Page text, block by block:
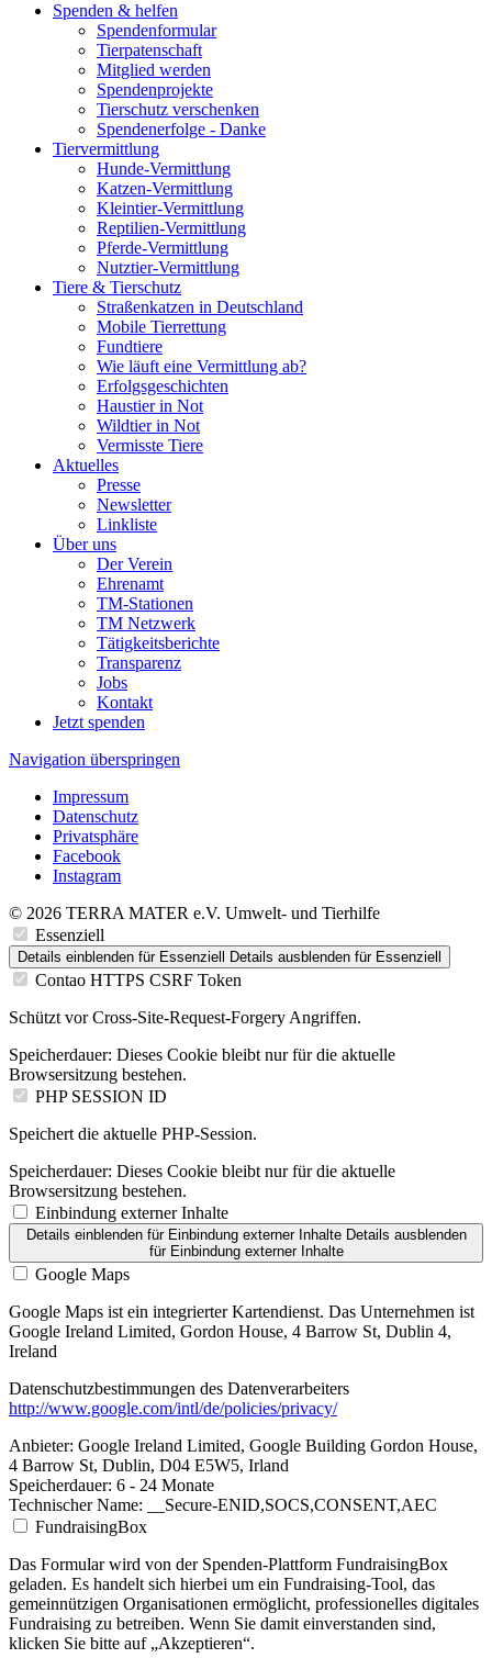
Spenden & helfen
Spendenformular
Tierpatenschaft
Mitglied werden
Spendenprojekte
Tierschutz verschenken
Spendenerfolge - Danke
Tiervermittlung
Hunde-Vermittlung
Katzen-Vermittlung
Kleintier-Vermittlung
Reptilien-Vermittlung
Pferde-Vermittlung
Nutztier-Vermittlung
Tiere & Tierschutz
Straßenkatzen in Deutschland
Mobile Tierrettung
Fundtiere
Wie läuft eine Vermittlung ab?
Erfolgsgeschichten
Haustier in Not
Wildtier in Not
Vermisste Tiere
Aktuelles
Presse
Newsletter
Linkliste
Über uns
Der Verein
Ehrenamt
TM-Stationen
TM Netzwerk
Tätigkeitsberichte
Transparenz
Jobs
Kontakt
Jetzt spenden
Navigation überspringen
Impressum
Datenschutz
Privatsphäre
Facebook
Instagram
© 2026 TERRA MATER e.V. Umwelt- und Tierhilfe
Essenziell
Details einblenden für Essenziell Details ausblenden für Essenziell
Contao HTTPS CSRF Token
Schützt vor Cross-Site-Request-Forgery Angriffen.
Speicherdauer: Dieses Cookie bleibt nur für die aktuelle
Browsersitzung bestehen.
PHP SESSION ID
Speichert die aktuelle PHP-Session.
Speicherdauer: Dieses Cookie bleibt nur für die aktuelle
Browsersitzung bestehen.
Einbindung externer Inhalte
Details einblendenfür Einbindung externer Inhalte Details ausblenden
für Einbindung externer Inhalte
Google Maps
Google Maps ist ein integrierter Kartendienst. Das Unternehmen ist
Google Ireland Limited, Gordon House, 4 Barrow St, Dublin 4,
Ireland
Datenschutzbestimmungen des Datenverarbeiters
http://www.google.com/intl/de/policies/privacy/
Anbieter: Google Ireland Limited, Google Building Gordon House,
4 Barrow St, Dublin, D04 E5W5, Irland
Speicherdauer: 6 - 24 Monate
Technischer Name: __Secure-ENID,SOCS,CONSENT,AEC
FundraisingBox
Das Formular wird von der Spenden-Plattform FundraisingBox
geladen. Es handelt sich hierbei um ein Fundraising-Tool, das
gemeinnützigen Organisationen ermöglicht, professionelles digitales
Fundraising zu betreiben. Wenn Sie damit einverstanden sind,
klicken Sie bitte auf „Akzeptieren“.